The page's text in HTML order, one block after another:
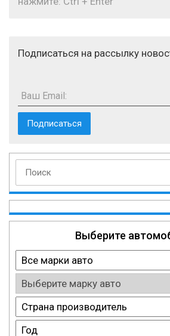
Выберите
Подписаться на рассылку
Ваш Email: